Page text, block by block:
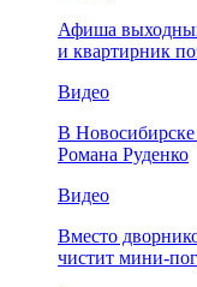
Афиша
и квартирник
Видео
В
Романа Руденко
Видео
Вместо
чистит мини-